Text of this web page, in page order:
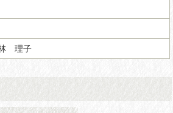
理子